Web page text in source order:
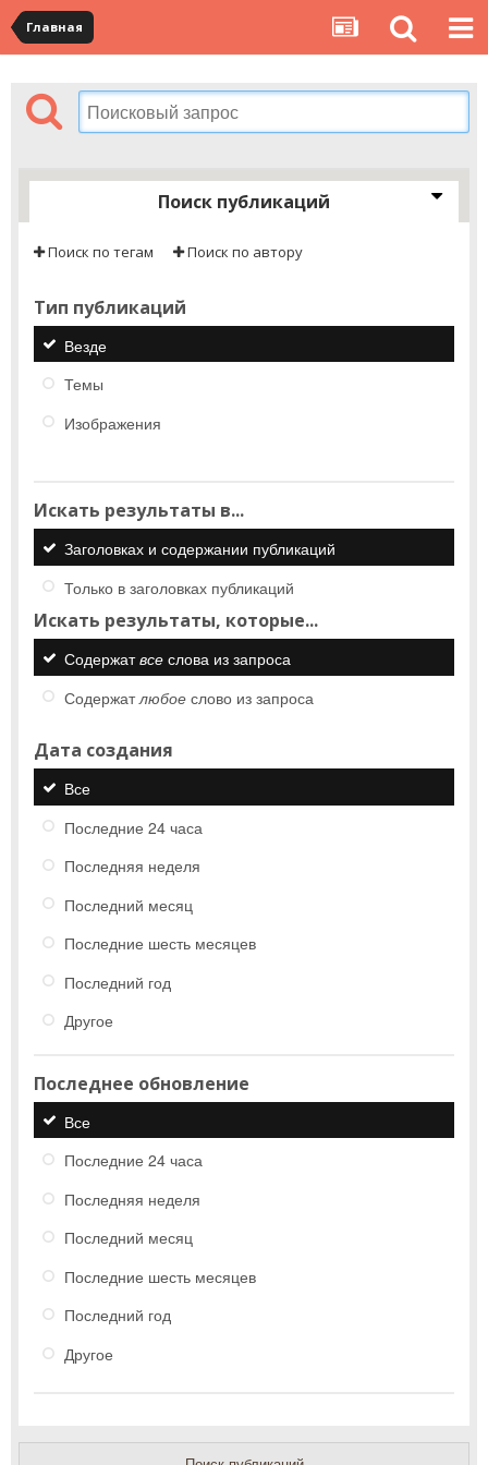
Главная
Поиск публикаций
Поиск по тегам Поиск по автору
Тип публикаций
Везде
Темы
Изображения
Искать результаты в...
Заголовках и содержании публикаций
Только в заголовках публикаций
Искать результаты, которые...
Содержатвсе слова из запроса
Содержатлюбое слово из запроса
Дата создания
Все
Последние 24 часа
Последняя неделя
Последний месяц
Последние шесть месяцев
Последний год
Другое
Последнее обновление
Все
Последние 24 часа
Последняя неделя
Последний месяц
Последние шесть месяцев
Последний год
Другое